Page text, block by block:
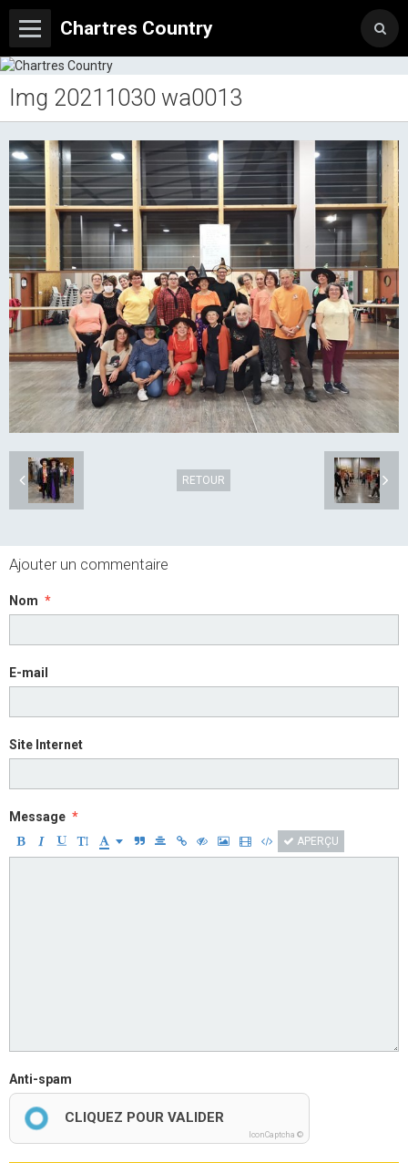
Chartres Country
Img 20211030 wa0013
RETOUR
Ajouter un commentaire
Nom
E-mail
Site Internet
Message
APERÇU
Anti-spam
CLIQUEZ POUR VALIDER
IconCaptcha ©